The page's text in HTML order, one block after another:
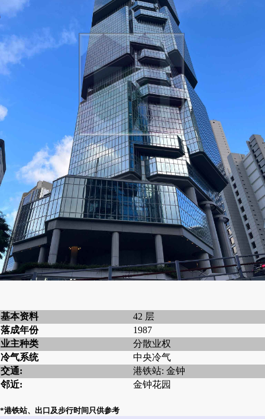
基本资料
42 层
落成年份
1987
业主种类
分散业权
冷气系统
中央冷气
交通:
港铁站: 金钟
邻近:
金钟花园
*港铁站、出口及步行时间只供参考